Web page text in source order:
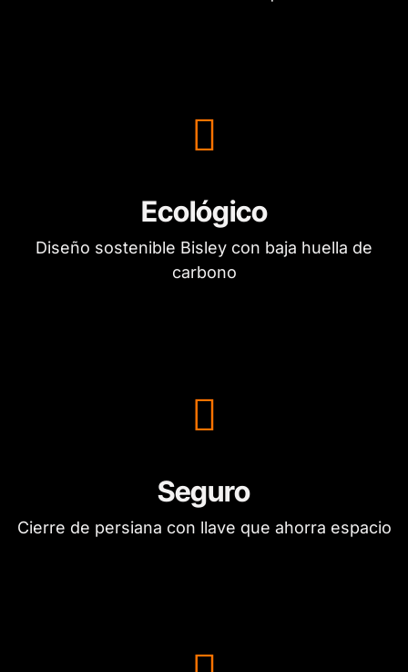
Ecológico
Diseño sostenible Bisley con baja huella de
carbono
Seguro
Cierre de persiana con llave que ahorra espacio